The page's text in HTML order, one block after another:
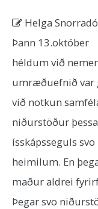
Helga
Þann 13.október
héldum við
umræðuefnið var
við notkun
niðurstöður
ísskápsseguls
heimilum. En
maður aldrei
Þegar svo